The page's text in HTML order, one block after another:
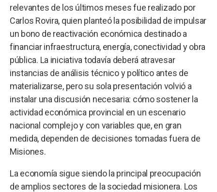
relevantes de los últimos meses fue realizado por
Carlos Rovira, quien planteó la posibilidad de impulsar
un bono de reactivación económica destinado a
financiar infraestructura, energía, conectividad y obra
pública. La iniciativa todavía deberá atravesar
instancias de análisis técnico y político antes de
materializarse, pero su sola presentación volvió a
instalar una discusión necesaria: cómo sostener la
actividad económica provincial en un escenario
nacional complejo y con variables que, en gran
medida, dependen de decisiones tomadas fuera de
Misiones.
La economía sigue siendo la principal preocupación
de amplios sectores de la sociedad misionera. Los